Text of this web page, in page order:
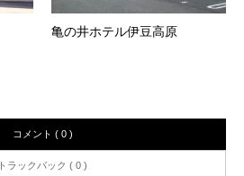
亀の井ホテル伊豆高原
コメント ( 0 )
トラックバック ( 0 )